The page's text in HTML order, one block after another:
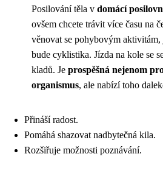
Posilování těla v domácí
ovšem chcete trávit více času na
věnovat se pohybovým
bude cyklistika. Jízda na kole se
kladů. Je prospěšná nejenom
organismus, ale nabízí toho
Přináší radost.
Pomáhá shazovat nadbytečná kila.
Rozšiřuje možnosti poznávání.